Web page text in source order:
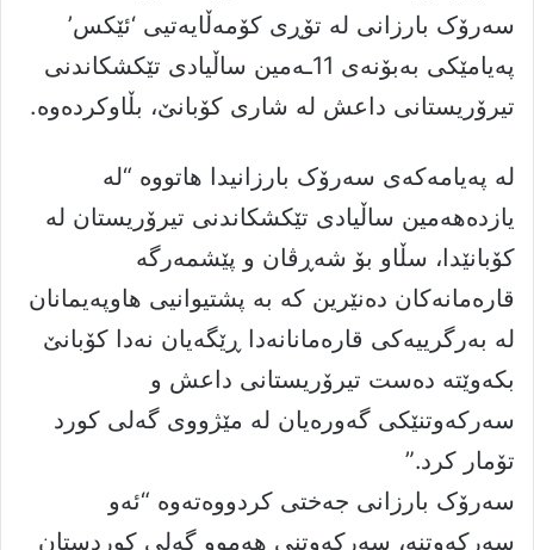
سەرۆک بارزانی لە تۆڕی کۆمەڵایەتیی ‘ئێکس’
پەیامێکی بەبۆنەی 11ـەمین ساڵیادی تێکشکاندنی
تیرۆریستانی داعش لە شاری کۆبانێ، بڵاوکردەوە.
لە پەیامەکەی سەرۆک بارزانیدا هاتووە “لە
یازدەهەمین ساڵیادی تێكشكاندنی تیرۆریستان لە
كۆبانێدا، سڵاو بۆ شەڕڤان و پێشمەرگە
قارەمانەكان دەنێرین كە بە پشتیوانیی هاوپەیمانان
لە بەرگرییەكی قارەمانانەدا ڕێگەیان نەدا كۆبانێ
بكەوێتە دەست تیرۆریستانی داعش و
سەركەوتنێكی گەورەیان لە مێژووی گەلی كورد
تۆمار كرد.”
سەرۆک بارزانی جەختی کردووەتەوە “ئەو
سەركەوتنە، سەركەوتنی هەموو گەلی كوردستان